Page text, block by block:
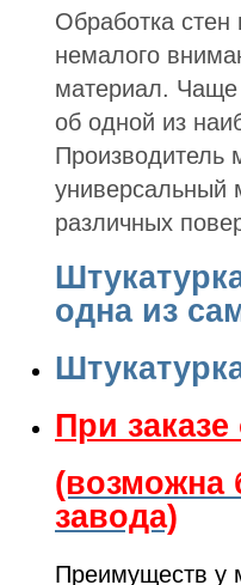
Обработка стен
немалого
материал. Чаще
об одной из
Производитель
универсальный
различных
одна из
При
(возможна
завода)
Преимуществ у